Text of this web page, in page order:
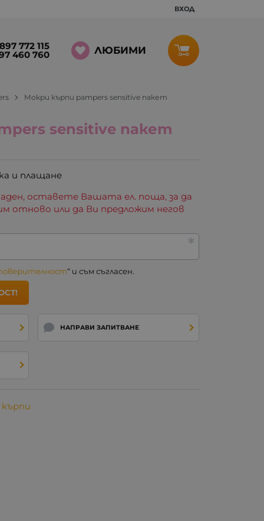
ВХОД
772 115
460 760 ЛЮБИМИ
Мокри кърпи pampers sensitive пакет
sensitive пакет
и плащане
оставете Вашата ел. поща, за да
отново или да Ви предложим негов
“ и съм съгласен.
НАПРАВИ ЗАПИТВАНЕ